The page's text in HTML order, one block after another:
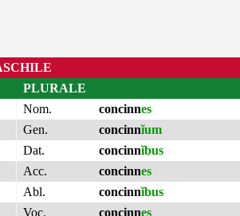
PLURALE
Nom.
concinnes
Gen.
concinnĭum
Dat.
concinnĭbus
Acc.
concinnes
Abl.
concinnĭbus
Voc.
concinnes